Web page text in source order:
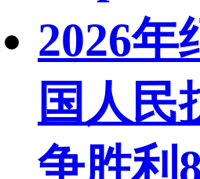
2026年
国人民
争胜利